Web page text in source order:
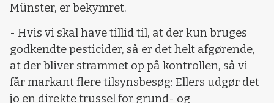
Münster, er bekymret.
- Hvis vi skal have tillid til, at der kun bruges
godkendte pesticider, så er det helt afgørende,
at der bliver strammet op på kontrollen, så vi
får markant flere tilsynsbesøg: Ellers udgør det
jo en direkte trussel for grund- og